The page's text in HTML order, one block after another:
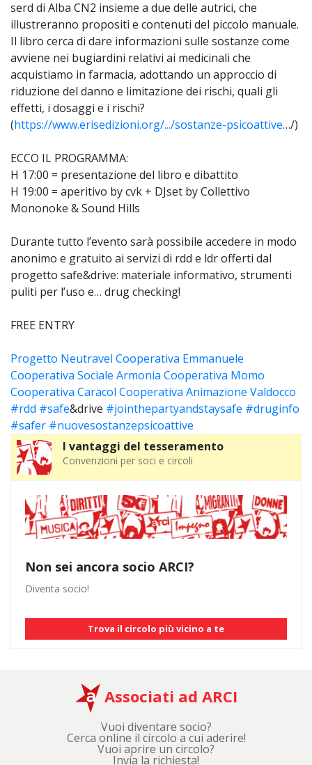
serd di Alba CN2 insieme a due delle autrici, che
illustreranno propositi e contenuti del piccolo manuale.
Il libro cerca di dare informazioni sulle sostanze come
avviene nei bugiardini relativi ai medicinali che
acquistiamo in farmacia, adottando un approccio di
riduzione del danno e limitazione dei rischi, quali gli
effetti, i dosaggi e i rischi?
(https://www.erisedizioni.org/.../sostanze-psicoattive…/)
ECCO IL PROGRAMMA:
H 17:00 = presentazione del libro e dibattito
H 19:00 = aperitivo by cvk + DJset by Collettivo
Mononoke & Sound Hills
Durante tutto l’evento sarà possibile accedere in modo
anonimo e gratuito ai servizi di rdd e ldr offerti dal
progetto safe&drive: materiale informativo, strumenti
puliti per l’uso e… drug checking!
FREE ENTRY
Progetto Neutravel Cooperativa Emmanuele
Cooperativa Sociale Armonia Cooperativa Momo
Cooperativa Caracol Cooperativa Animazione Valdocco
#rdd #safe&drive #jointhepartyandstaysafe #druginfo
#safer #nuovesostanzepsicoattive
I vantaggi del tesseramento
Convenzioni per soci e circoli
Non sei ancora socio ARCI?
Diventa socio!
Trova il circolo più vicino a te
Associati ad ARCI
Vuoi diventare socio?
Cerca online il circolo a cui aderire!
Vuoi aprire un circolo?
Invia la richiesta!